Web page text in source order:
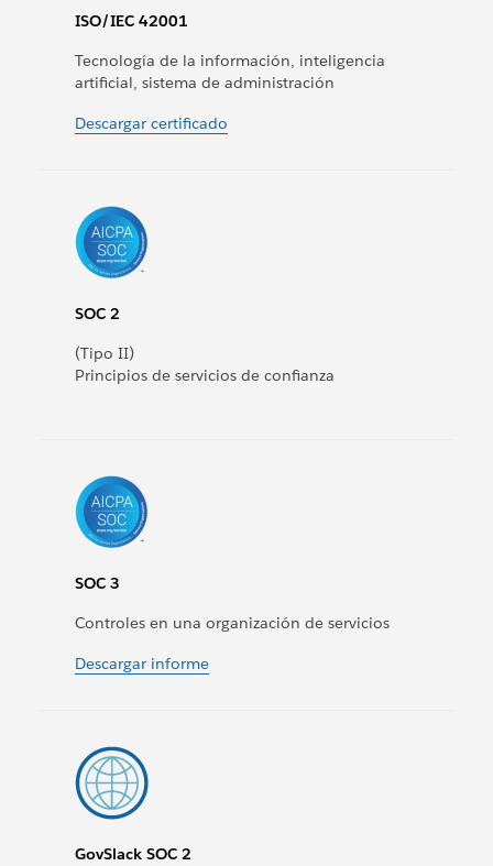
ISO/IEC 42001
Tecnología de la información, inteligencia
artificial, sistema de administración
Descargar certificado
SOC 2
(Tipo II)
Principios de servicios de confianza
SOC 3
Controles en una organización de servicios
Descargar informe
GovSlack SOC 2